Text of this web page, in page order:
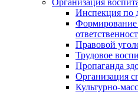
Организация
Инспекция по
Формирование
Правовой
Трудовое
Пропаганда
Организация
Культурно-